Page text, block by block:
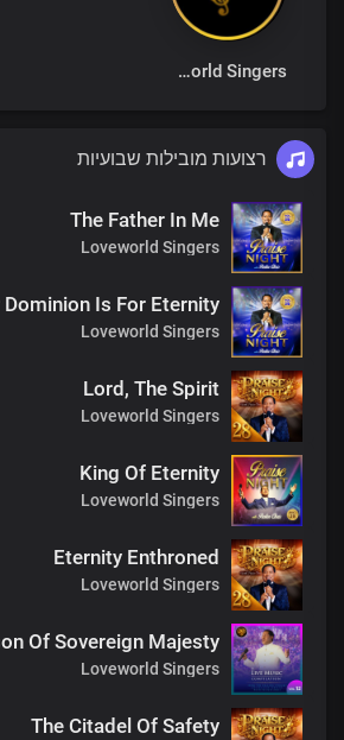
Loveworld Singers
רצועות מובילות שבועיות
The Father In Me
Loveworld Singers
Dominion Is For Eternity
Loveworld Singers
Lord, The Spirit
Loveworld Singers
King Of Eternity
Loveworld Singers
Eternity Enthroned
Loveworld Singers
Of Sovereign Majesty
Loveworld Singers
The Citadel Of Safety